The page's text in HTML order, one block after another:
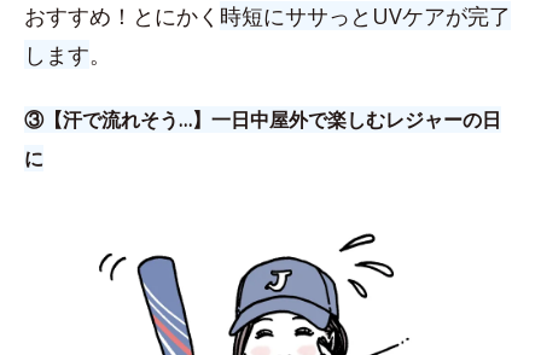
おすすめ！とにかく 時短にササっとUVケアが完了
します。
③【汗で流れそう…】一日中屋外で楽しむレジャーの日
に